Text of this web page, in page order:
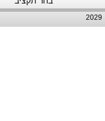
2029